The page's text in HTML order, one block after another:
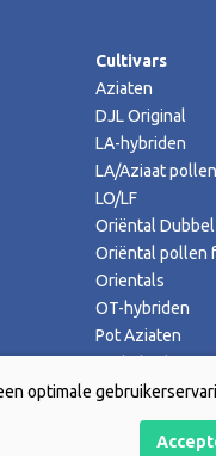
Cultivars
Aziaten
DJL Original
LA-hybriden
LA/Aziaat
LO/LF
Oriëntal Dubbel
Oriëntal pollen
Orientals
OT-hybriden
Pot Aziaten
optimale